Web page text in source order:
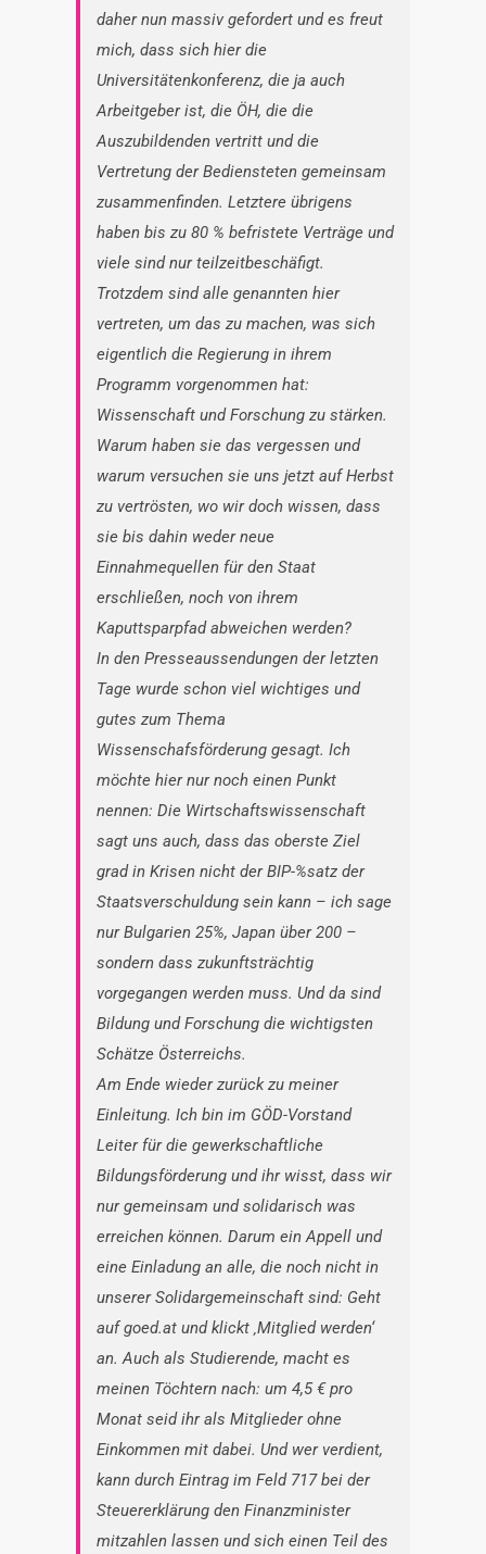
daher nun massiv gefordert und es freut
mich, dass sich hier die
Universitätenkonferenz, die ja auch
Arbeitgeber ist, die ÖH, die die
Auszubildenden vertritt und die
Vertretung der Bediensteten gemeinsam
zusammenfinden. Letztere übrigens
haben bis zu 80 % befristete Verträge und
viele sind nur teilzeitbeschäfigt.
Trotzdem sind alle genannten hier
vertreten, um das zu machen, was sich
eigentlich die Regierung in ihrem
Programm vorgenommen hat:
Wissenschaft und Forschung zu stärken.
Warum haben sie das vergessen und
warum versuchen sie uns jetzt auf Herbst
zu vertrösten, wo wir doch wissen, dass
sie bis dahin weder neue
Einnahmequellen für den Staat
erschließen, noch von ihrem
Kaputtsparpfad abweichen werden?
In den Presseaussendungen der letzten
Tage wurde schon viel wichtiges und
gutes zum Thema
Wissenschafsförderung gesagt. Ich
möchte hier nur noch einen Punkt
nennen: Die Wirtschaftswissenschaft
sagt uns auch, dass das oberste Ziel
grad in Krisen nicht der BIP-%satz der
Staatsverschuldung sein kann – ich sage
nur Bulgarien 25%, Japan über 200 –
sondern dass zukunftsträchtig
vorgegangen werden muss. Und da sind
Bildung und Forschung die wichtigsten
Schätze Österreichs.
Am Ende wieder zurück zu meiner
Einleitung. Ich bin im GÖD-Vorstand
Leiter für die gewerkschaftliche
Bildungsförderung und ihr wisst, dass wir
nur gemeinsam und solidarisch was
erreichen können. Darum ein Appell und
eine Einladung an alle, die noch nicht in
unserer Solidargemeinschaft sind: Geht
auf goed.at und klickt ‚Mitglied werden‘
an. Auch als Studierende, macht es
meinen Töchtern nach: um 4,5 € pro
Monat seid ihr als Mitglieder ohne
Einkommen mit dabei. Und wer verdient,
kann durch Eintrag im Feld 717 bei der
Steuererklärung den Finanzminister
mitzahlen lassen und sich einen Teil des